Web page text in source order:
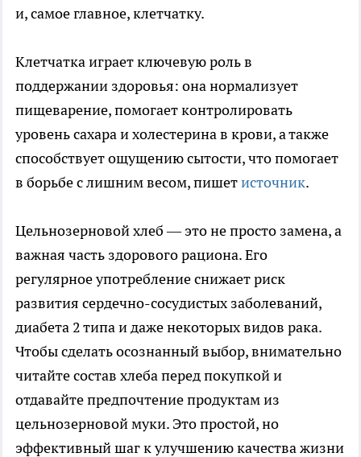
и, самое главное, клетчатку.
Клетчатка играет ключевую роль в
поддержании здоровья: она нормализует
пищеварение, помогает контролировать
уровень сахара и холестерина в крови, а также
способствует ощущению сытости, что помогает
в борьбе с лишним весом, пишетисточник.
Цельнозерновой хлеб — это не просто замена, а
важная часть здорового рациона. Его
регулярное употребление снижает риск
развития сердечно-сосудистых заболеваний,
диабета 2 типа и даже некоторых видов рака.
Чтобы сделать осознанный выбор, внимательно
читайте состав хлеба перед покупкой и
отдавайте предпочтение продуктам из
цельнозерновой муки. Это простой, но
эффективный шаг к улучшению качества жизни